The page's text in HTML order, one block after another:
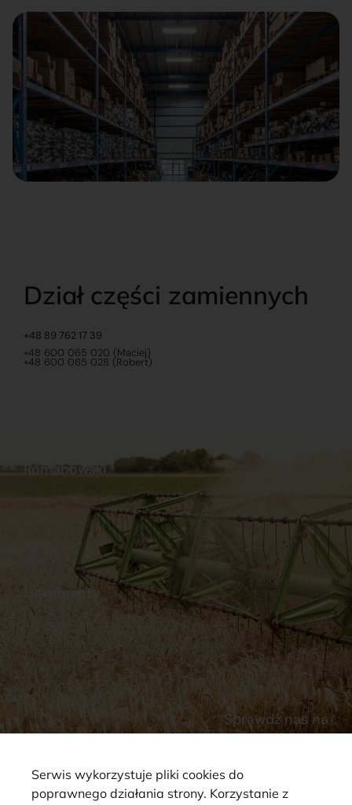
Dział części zamiennych
+48 89 762 17 39
+48 600 065 020 (Maciej)
+48 600 065 028 (Robert)
Dokumenty
Regulamin
Polityka prywatności
Reklamacje i zwroty
Dostawy
Płatności
Romanowski
Sklep internetowy
Praca
Ubezpieczenia
Sprawdź nas na
Serwis wykorzystuje pliki cookies do
poprawnego działania strony. Korzystanie z